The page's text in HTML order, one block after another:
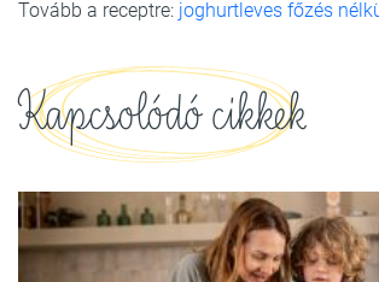
Tovább a receptre: joghurtleves főzés
Kapcsolódó cikkek